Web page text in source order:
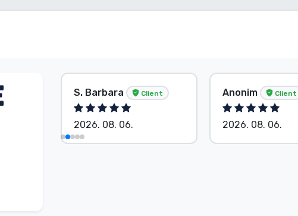
S. Barbara Client
2026. 08. 06.
Anonim Client
2026. 08. 06.